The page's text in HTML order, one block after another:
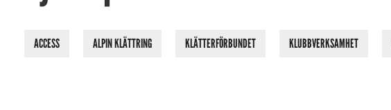
ACCESS ALPIN KLÄTTRING KLÄTTERFÖRBUNDET KLUBBVERKSAMHET